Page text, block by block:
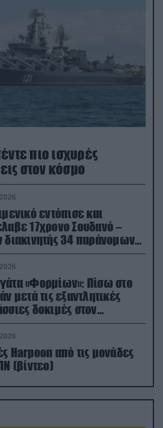
πιο ισχυρές
στον κόσμο
εντόπισε και
17χρονο Σουδανό –
διακινητής 34 παράνομων
«Φορμίων»: Πίσω στο
μετά τις εξαντλητικές
στον
Βισκαϊκό
Harpoon από τις μονάδες
(βίντεο)